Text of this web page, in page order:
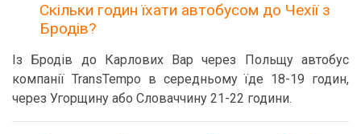
Скільки годин їхати автобусом до Чехії з
Бродів?
Із Бродів до Карлових Вар через Польщу автобус
компанії TransTempo в середньому їде 18-19 годин,
через Угорщину або Словаччину 21-22 години.